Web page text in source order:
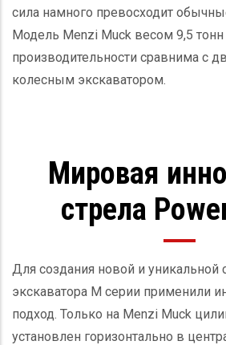
сила намного превосходит
Модель Menzi Muck весом 9,5 тонн
производительности сравнима с
колесным экскаватором.
Мировая
стрела
Для создания новой и уникальной
экскаватора М серии применили
подход. Только на Menzi Muck
установлен горизонтально в